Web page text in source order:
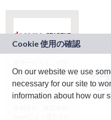
ドコモグループの新
規事業創出プログラ
ム「docomo
STARTUP」を通じて
On our website we use
necessary for our site to
information about how our